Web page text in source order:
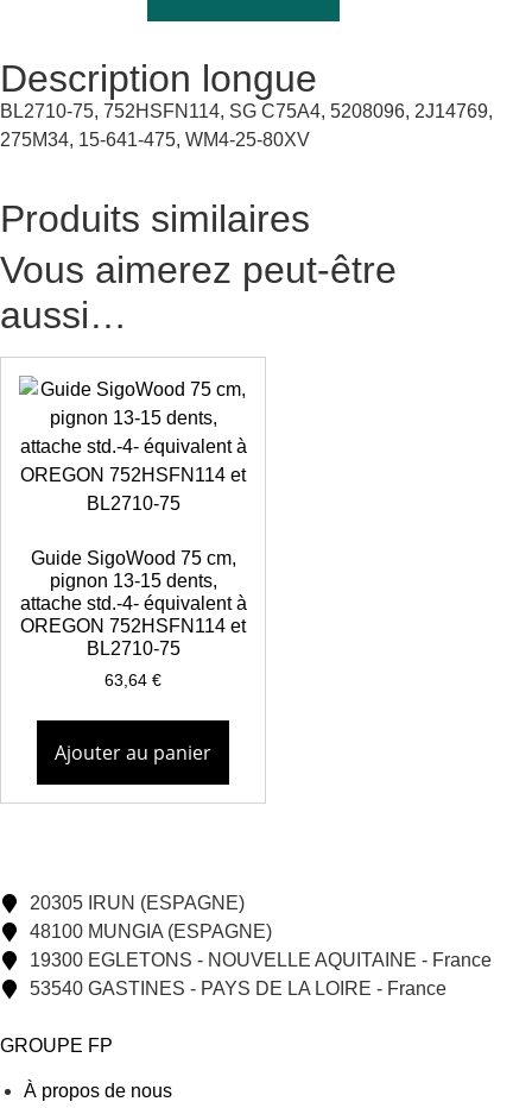
Description longue
BL2710-75, 752HSFN114, SG C75A4, 5208096, 2J14769,
275M34, 15-641-475, WM4-25-80XV
Produits similaires
Vous aimerez peut-être
aussi…
Guide SigoWood 75 cm,
pignon 13-15 dents,
attache std.-4- équivalent à
OREGON 752HSFN114 et
BL2710-75
63,64 €
Ajouter au panier
20305 IRUN (ESPAGNE)
48100 MUNGIA (ESPAGNE)
19300 EGLETONS - NOUVELLE AQUITAINE - France
53540 GASTINES - PAYS DE LA LOIRE - France
GROUPE FP
À propos de nous